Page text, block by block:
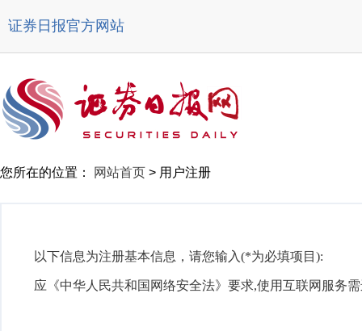
证券日报官方网站
您所在的位置： 网站首页 > 用户注册
以下信息为注册基本信息，请您输入(*为必填项目):
应《中华人民共和国网络安全法》要求,使用互联网服务